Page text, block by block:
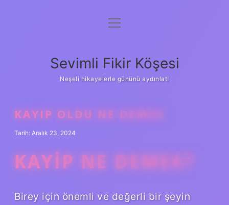
Anasayfa
Yasal Uyarı
menüyü
Sevimli Fikir Köşesi
Neşeli hikayelerle gününü aydınlat!
KAYIP OLDU NE DEMEK
Tarih: Aralık 23, 2024
KAYIP NE DEMEK?
Birey için önemli ve değerli bir şeyin